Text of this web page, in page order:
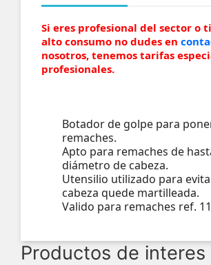
Si eres profesional del sector o
alto consumo no dudes en
nosotros, tenemos tarifas
profesionales.
Botador de golpe para
remaches.
Apto para remaches de
diámetro de cabeza.
Utensilio utilizado para
cabeza quede martilleada.
Valido para remaches ref.
Productos de interes